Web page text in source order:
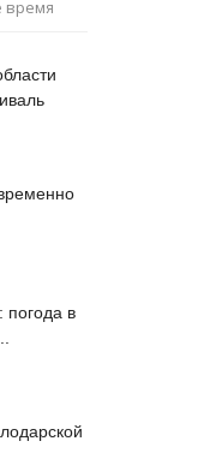
время
погода в